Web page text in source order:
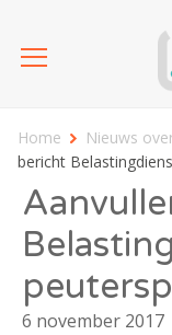
Home Nieuws
bericht
6 november 2017